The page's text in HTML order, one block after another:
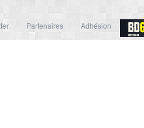
Partenaires Adhésion